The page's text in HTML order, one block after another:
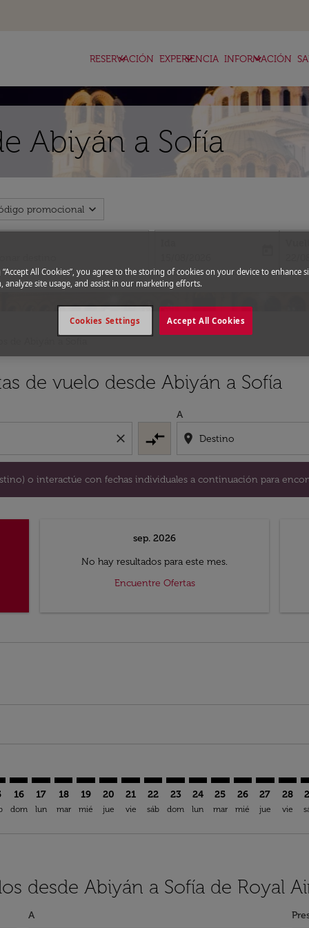
RESERVACIÓN
keyboard_arrow_down EXPERIENCIA
keyboard_arrow_down INFORMACIÓN
keyboard_arrow_down
Abiyán a Sofía
promocional expand_more
fc-
de vuelo desde Abiyán a Sofía
close compare_arrows
A
location_on
o interactúe con fechas individuales a continuación para
destino) o interactúe con fechas individuales a
sep. 2026
No hay resultados para este mes.
Encuentre Ofertas
16
dom
17
lun
18
mar
ABJ–SOF: cmp-view-offers-disclaimer.
19
mié
ABJ–SOF: cmp-view-offers-disclaimer.
20
jue
ABJ–SOF: cmp-view-offers-
21
vie
ABJ–SOF: cmp-view-offers-
22
sáb
ABJ–SOF: cmp-view-
23
dom
ABJ–SOF: cmp-view-
24
lun
ABJ–SOF: cmp-
25
mar
ABJ–SOF:
26
mié
27
jue
28
vie
desde Abiyán a Sofía de Royal
A
“Accept All Cookies”, you agree to the storing of cookies on your device to enhance
analyze site usage, and assist in our marketing efforts.
Accept All Cookies
Cookies Settings